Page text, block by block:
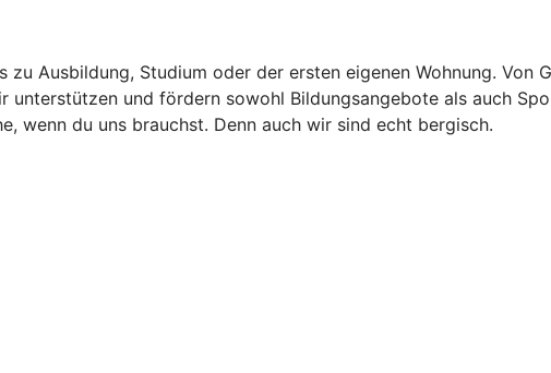
Ausbildung, Studium oder der ersten eigenen Wohnung. Von
und fördern sowohl Bildungsangebote als auch
wenn du uns brauchst. Denn auch wir sind echt bergisch.